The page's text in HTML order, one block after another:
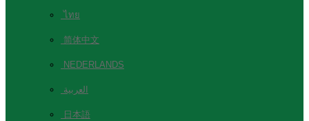
ไทย
简体中文
NEDERLANDS
العربية
日本語